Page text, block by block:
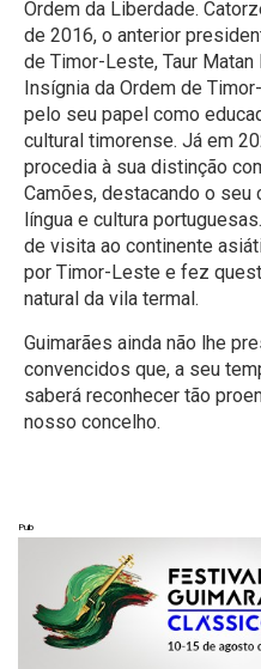
Ordem da Liberdade.
de 2016, o anterior
de Timor-Leste, Taur
Insígnia da Ordem de
pelo seu papel como
cultural timorense. Já em
procedia à sua distinção
Camões, destacando o seu
língua e cultura
de visita ao continente
por Timor-Leste e fez
natural da vila termal.
Guimarães ainda não lhe
convencidos que, a seu
saberá reconhecer tão
nosso concelho.
Pub